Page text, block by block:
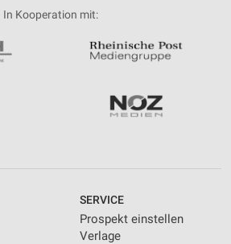
In Kooperation mit:
SERVICE
Prospekt einstellen
Verlage